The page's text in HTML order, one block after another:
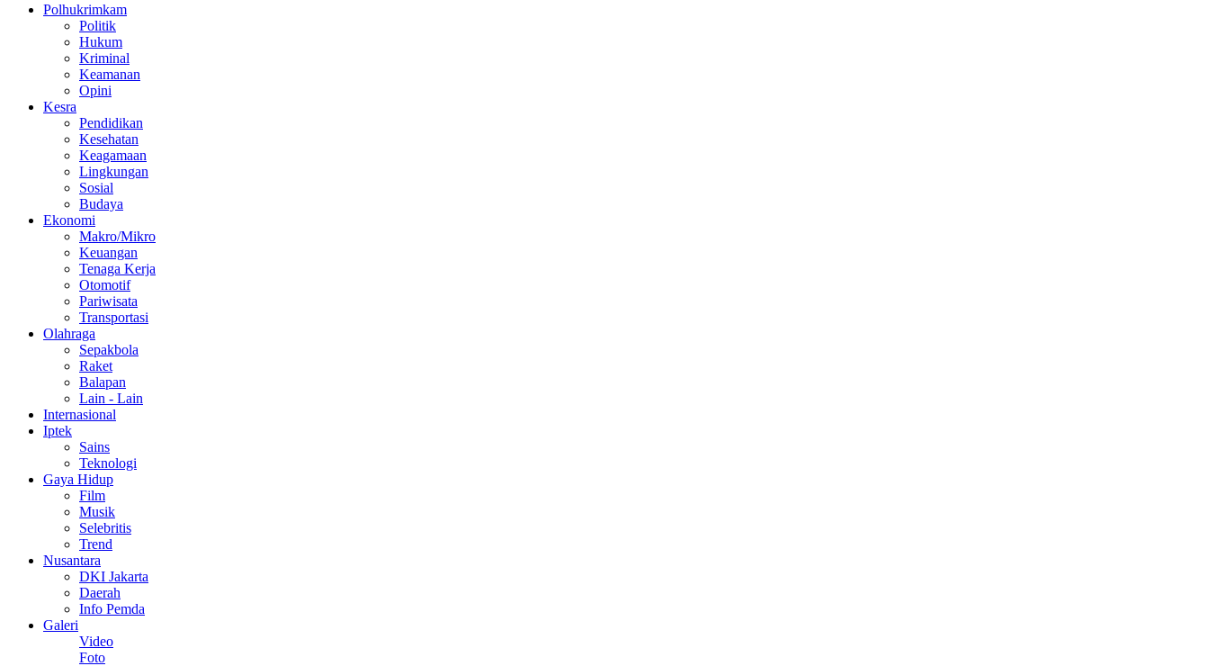
Polhukrimkam
Politik
Hukum
Kriminal
Keamanan
Opini
Kesra
Pendidikan
Kesehatan
Keagamaan
Lingkungan
Sosial
Budaya
Ekonomi
Makro/Mikro
Keuangan
Tenaga Kerja
Otomotif
Pariwisata
Transportasi
Olahraga
Sepakbola
Raket
Balapan
Lain - Lain
Internasional
Iptek
Sains
Teknologi
Gaya Hidup
Film
Musik
Selebritis
Trend
Nusantara
DKI Jakarta
Daerah
Info Pemda
Galeri
Video
Foto